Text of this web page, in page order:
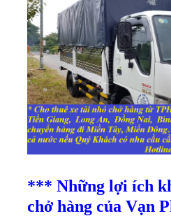
*** Những lợi ích
chở hàng của Vạn